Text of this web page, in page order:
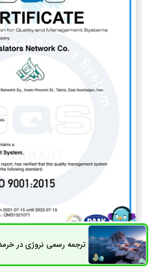
ترجمه رسمی نروژی درراه های ارتباطی